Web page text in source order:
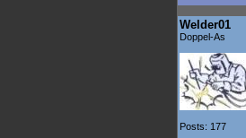
Welder01
Doppel-As
Posts: 177